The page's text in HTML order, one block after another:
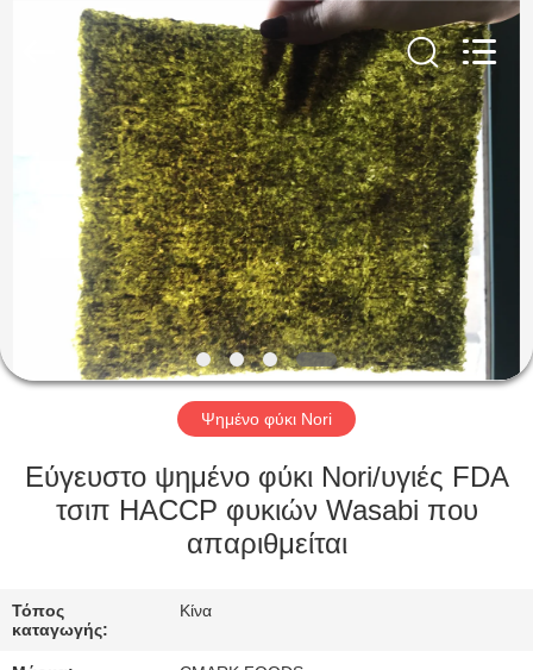
ΑΡΧΙΚΉ
ΣΕΛΊΔΑ
ΠΡΟΪΌΝΤΑ
ΣΧΕΤΙΚΆ
ΜΕ
ΕΜΆΣ
ΕΠΙΣΚΈΨΕΙΣ
ΣΤΟ
ΕΡΓΟΣΤΆΣΙΟ
ΈΛΕΓΧΟΣ
ΠΟΙΌΤΗΤΑΣ
Ψημένο φύκι Nori
Εύγευστο ψημένο φύκι Nori/υγιές FDA
τσιπ HACCP φυκιών Wasabi που
απαριθμείται
Τόπος
καταγωγής:
Κίνα